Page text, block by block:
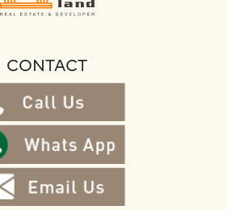
CONTACT